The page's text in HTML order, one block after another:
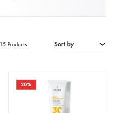
Dermapen 4
Eve M huidscan (Meitu huidscan)
Sort by
15 Products
20%